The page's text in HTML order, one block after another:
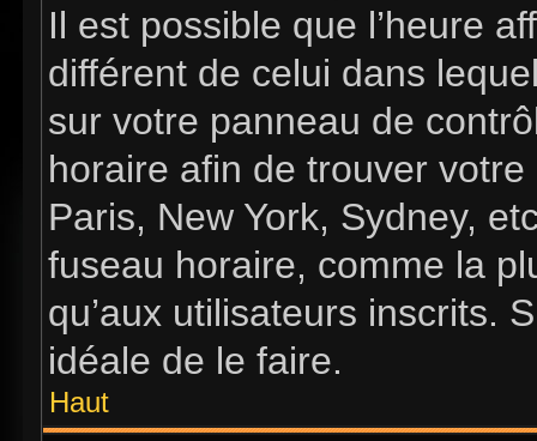
Il est possible que l’heure
différent de celui dans
sur votre panneau de
horaire afin de trouver
Paris, New York, Sydney,
fuseau horaire, comme la
qu’aux utilisateurs inscrits.
idéale de le faire.
Haut